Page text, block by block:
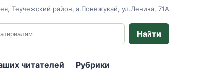
Теучежский район, а.Понежукай, ул.Ленина, 71А
Найти
читателей Рубрики